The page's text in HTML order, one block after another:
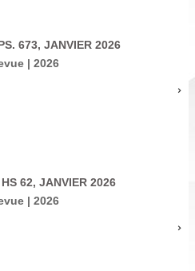
673, JANVIER 2026
| 2026
62, JANVIER 2026
| 2026